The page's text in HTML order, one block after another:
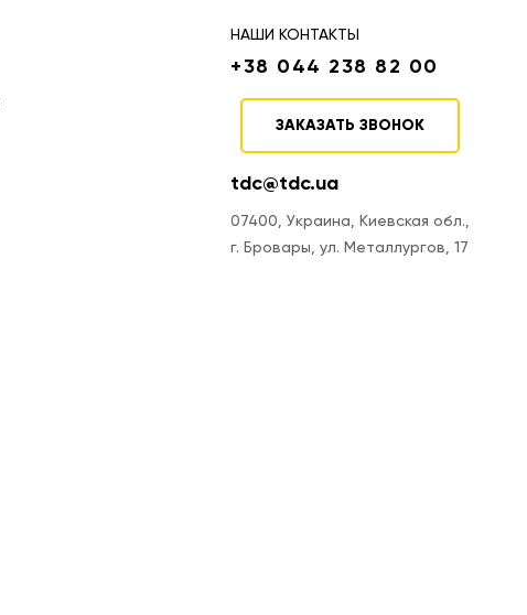
НАШИ КОНТАКТЫ
+38 044 238 82 00
ЗАКАЗАТЬ ЗВОНОК
tdc@tdc.ua
07400, Украина, Киевская обл.,
г. Бровары, ул. Металлургов, 17